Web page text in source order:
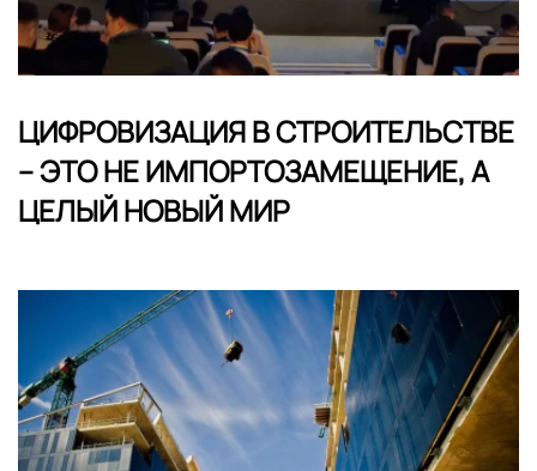
ЦИФРОВИЗАЦИЯ В СТРОИТЕЛЬСТВЕ
– ЭТО НЕ ИМПОРТОЗАМЕЩЕНИЕ, А
ЦЕЛЫЙ НОВЫЙ МИР